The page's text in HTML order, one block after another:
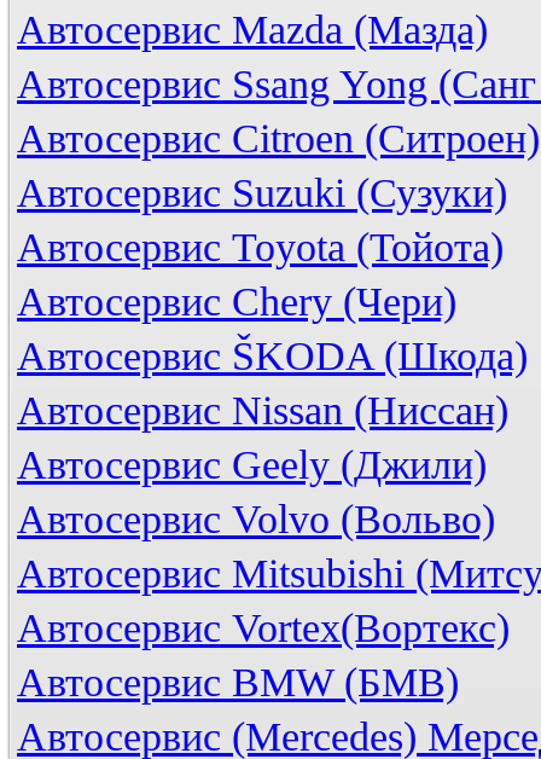
Автосервис Mazda (Мазда)
Автосервис Ssang Yong
Автосервис Citroen (Ситроен)
Автосервис Suzuki (Сузуки)
Автосервис Toyota (Тойота)
Автосервис Chery (Чери)
Автосервис ŠKODA (Шкода)
Автосервис Nissan (Ниссан)
Автосервис Geely (Джили)
Автосервис Volvo (Вольво)
Автосервис Mitsubishi
Автосервис Vortex(Вортекс)
Автосервис BMW (БМВ)
Автосервис (Mercedes)